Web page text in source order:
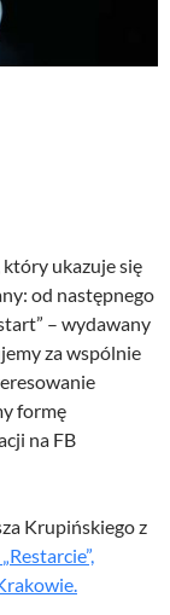
który ukazuje się
od następnego
– wydawany
za wspólnie
formę
na FB
Krupińskiego z
„Restarcie”,